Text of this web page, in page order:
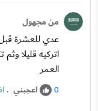
من مجهول
عدي للعشرة
اتركيه قليلا
العمر
0 اعجبني .